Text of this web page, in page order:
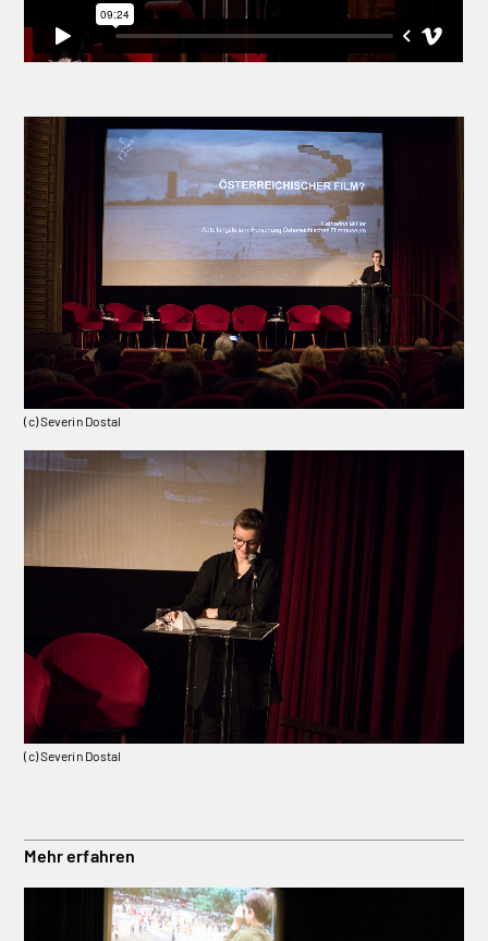
(c) Severin Dostal
(c) Severin Dostal
Mehr erfahren